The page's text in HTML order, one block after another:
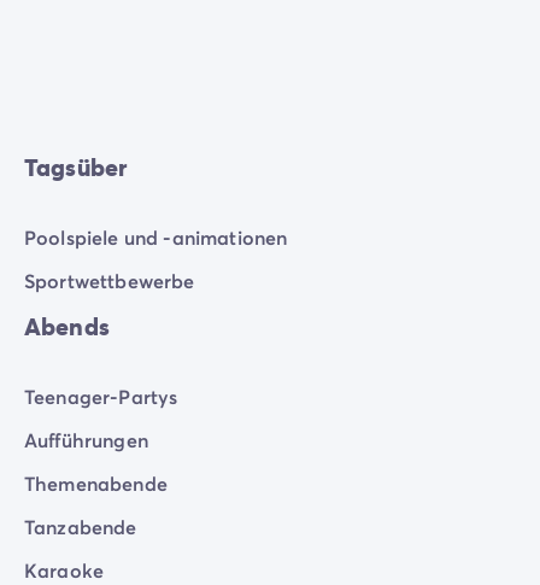
Tagsüber
Poolspiele und -animationen
Sportwettbewerbe
Abends
Teenager-Partys
Aufführungen
Themenabende
Tanzabende
Karaoke